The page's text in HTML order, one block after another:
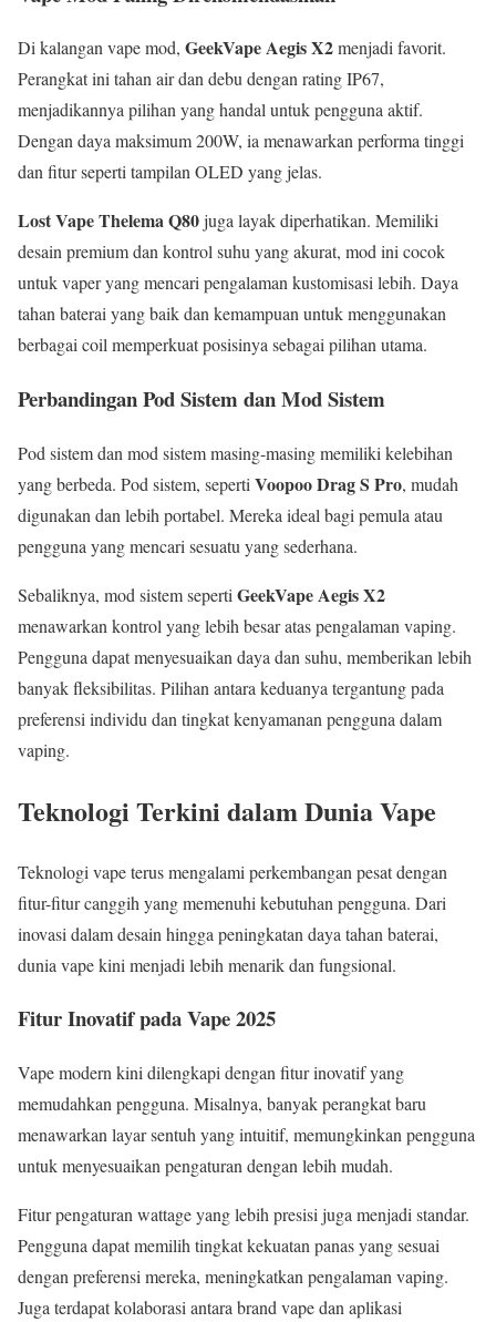
Di kalangan vape mod, GeekVape Aegis X2menjadi favorit.
Perangkat ini tahan air dan debu dengan rating IP67,
menjadikannya pilihan yang handal untuk pengguna aktif.
Dengan daya maksimum 200W, ia menawarkan performa tinggi
dan fitur seperti tampilan OLED yang jelas.
Lost Vape Thelema Q80juga layak diperhatikan. Memiliki
desain premium dan kontrol suhu yang akurat, mod ini cocok
untuk vaper yang mencari pengalaman kustomisasi lebih. Daya
tahan baterai yang baik dan kemampuan untuk menggunakan
berbagai coil memperkuat posisinya sebagai pilihan utama.
Perbandingan Pod Sistem dan Mod Sistem
Pod sistem dan mod sistem masing-masing memiliki kelebihan
yang berbeda. Pod sistem, seperti Voopoo Drag S Pro, mudah
digunakan dan lebih portabel. Mereka ideal bagi pemula atau
pengguna yang mencari sesuatu yang sederhana.
Sebaliknya, mod sistem seperti GeekVape Aegis X2
menawarkan kontrol yang lebih besar atas pengalaman vaping.
Pengguna dapat menyesuaikan daya dan suhu, memberikan lebih
banyak fleksibilitas. Pilihan antara keduanya tergantung pada
preferensi individu dan tingkat kenyamanan pengguna dalam
vaping.
Teknologi Terkini dalam Dunia Vape
Teknologi vape terus mengalami perkembangan pesat dengan
fitur-fitur canggih yang memenuhi kebutuhan pengguna. Dari
inovasi dalam desain hingga peningkatan daya tahan baterai,
dunia vape kini menjadi lebih menarik dan fungsional.
Fitur Inovatif pada Vape 2025
Vape modern kini dilengkapi dengan fitur inovatif yang
memudahkan pengguna. Misalnya, banyak perangkat baru
menawarkan layar sentuh yang intuitif, memungkinkan pengguna
untuk menyesuaikan pengaturan dengan lebih mudah.
Fitur pengaturan wattage yang lebih presisi juga menjadi standar.
Pengguna dapat memilih tingkat kekuatan panas yang sesuai
dengan preferensi mereka, meningkatkan pengalaman vaping.
Juga terdapat kolaborasi antara brand vape dan aplikasi